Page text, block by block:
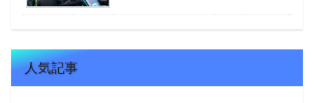
人気記事